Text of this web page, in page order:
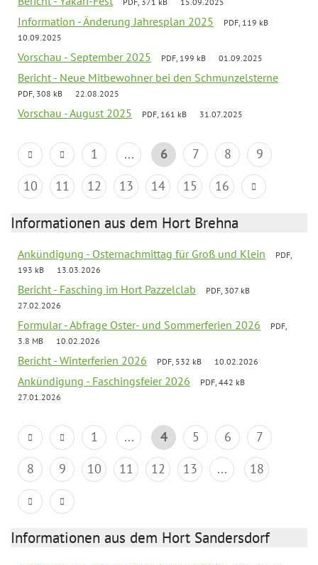
Information - Änderung Jahresplan 2025
PDF, 119 kB
10.09.2025
Vorschau - September 2025 PDF, 199 kB 01.09.2025
Bericht - Neue Mitbewohner bei den Schmunzelsterne
PDF, 308 kB 22.08.2025
Vorschau - August 2025 PDF, 161 kB 31.07.2025
1 ... 6 7 8
9
10
11 12 13 14 15 16
Informationen aus dem Hort Brehna
Ankündigung - Osternachmittag für Groß und Klein
PDF,
193 kB
13.03.2026
Bericht - Fasching im Hort Pazzelclab
PDF, 307 kB
27.02.2026
Formular - Abfrage Oster- und Sommerferien 2026
PDF,
3.8 MB
10.02.2026
Bericht - Winterferien 2026 PDF, 532 kB 10.02.2026
Ankündigung - Faschingsfeier 2026
PDF, 442 kB
27.01.2026
1 ... 4 5 6
7
8
9 10 11 12 13 ... 18
Informationen aus dem Hort Sandersdorf